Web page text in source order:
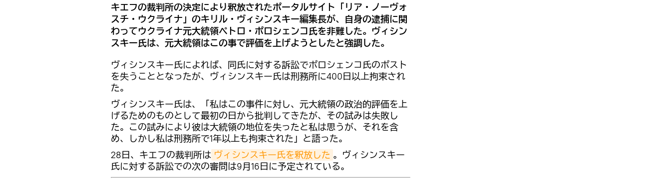
キエフの裁判所の決定により釈放されたポータルサイト「リア・ノーヴォ
スチ・ウクライナ」のキリル・ヴィシンスキー編集長が、自身の逮捕に関
わってウクライナ元大統領ペトロ・ポロシェンコ氏を非難した。ヴィシン
スキー氏は、元大統領はこの事で評価を上げようとしたと強調した。
ヴィシンスキー氏によれば、同氏に対する訴訟でポロシェンコ氏のポスト
を失うこととなったが、ヴィシンスキー氏は刑務所に400日以上拘束され
た。
ヴィシンスキー氏は、「私はこの事件に対し、元大統領の政治的評価を上
げるためのものとして最初の日から批判してきたが、その試みは失敗し
た。この試みにより彼は大統領の地位を失ったと私は思うが、それを含
め、しかし私は刑務所で1年以上も拘束された」と語った。
28日、キエフの裁判所は ヴィシンスキー氏を釈放した 。ヴィシンスキー
氏に対する訴訟での次の審問は9月16日に予定されている。